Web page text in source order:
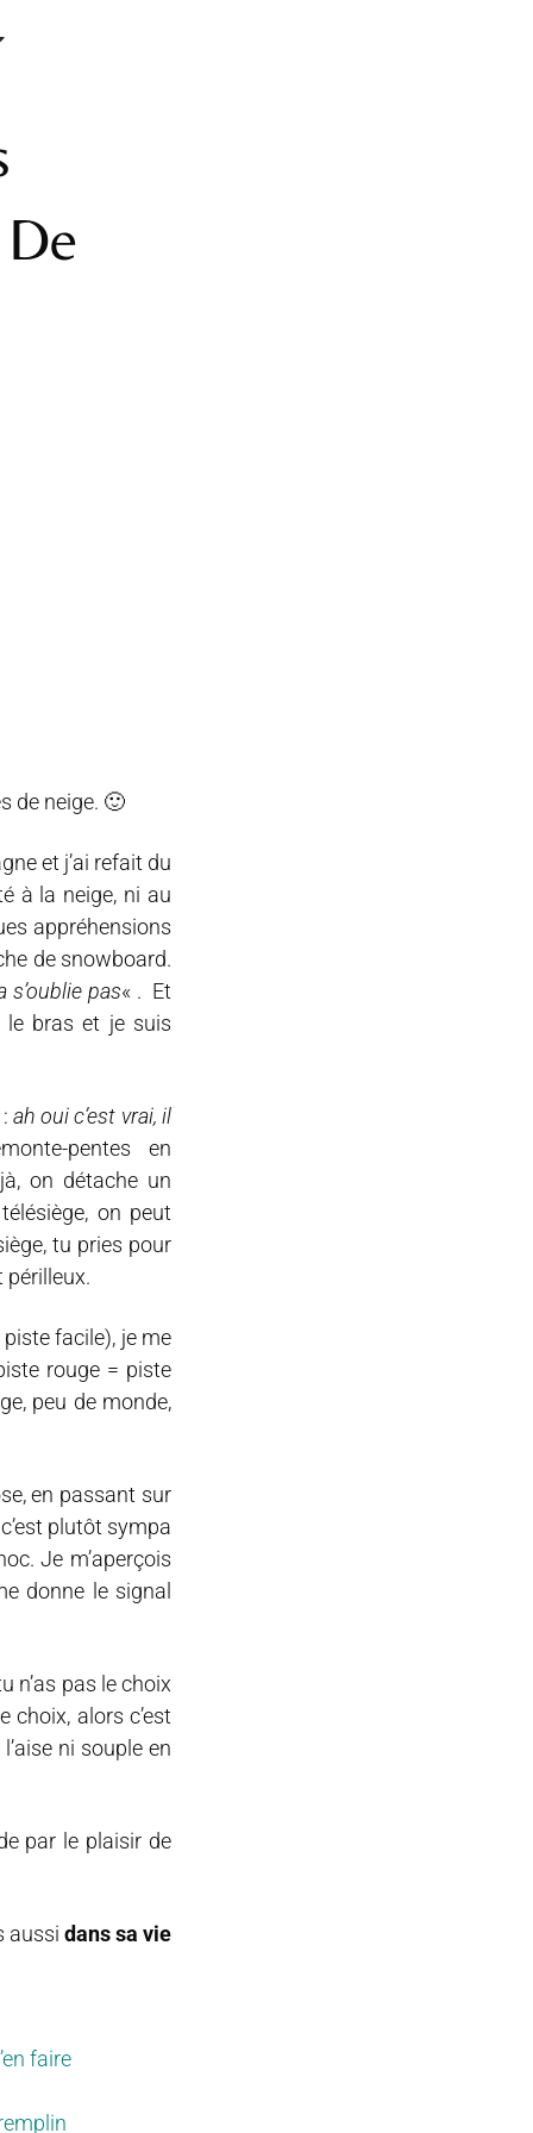
de neige. 🙂
et j’ai refait du
à la neige, ni au
appréhensions
de snowboard.
s’oublie pas« . Et
le bras et je suis
ah oui c’est vrai, il
pentes en
on détache un
on peut
tu pries pour
périlleux.
facile), je me
rouge = piste
peu de monde,
en passant sur
plutôt sympa
Je m’aperçois
donne le signal
n’as pas le choix
choix, alors c’est
ni souple en
par le plaisir de
aussi dans sa vie
faire